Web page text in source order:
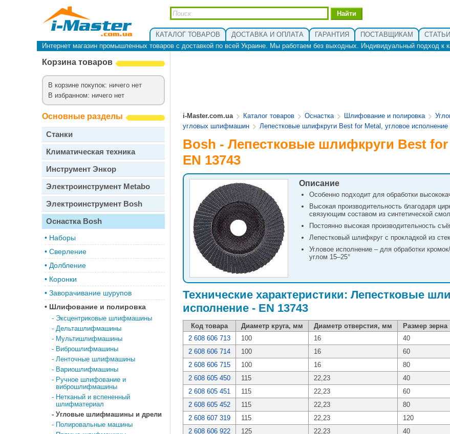
КАТАЛОГ ТОВАРОВ ДОСТАВКА И ОПЛАТА ГАРАНТИЯ ПОСТАВЩИКАМ
СТАТЬИ
Интернет магазин промышленных товаров с доставкой по всей Украине. Мы работаем без выходных. Индивидуальный подход к
Корзина товаров
В корзине покупок: ничего нет
В избранном: ничего нет
Основные разделы
Станки
Климатическая техника
Инструмент Энкор
Электроинструмент Metabo
Электроинструмент Bosh
Оснастка Bosh
• Наборы
• Сверление
• Долбление
• Коронки
• Заворачивание шурупов
• Шлифование и полировка
- Эксцентриковые шлифмашины
- Дельташлифмашины
- Мультишлифмашины
- Виброшлифмашины
- Ленточные шлифмашины
- Вариошлифмашины
- Ручное шлифование и
виброшлифмашины
- Нетканый и вспененный
шлифматериал
- Угловые шлифмашины и дрели
- Полировальные машины
i-Master.com.ua Каталог товаров Оснастка Шлифование и полировка
угловых шлифмашин
Лепестковые шлифкруги Best for Мetal, угловое исполнение
Bosh - Лепестковые шлифкруги Best
EN 13743
Описание
Особенно подходит для обработки
Высокая производительность благодаря
связующим составом из синтетической
Постоянно высокая производительность
Лепестковый шлифкруг с прокладкой из
Угловое исполнение – для обработки
углом 15–25°
Технические характеристики: Лепестковые
исполнение - EN 13743
Код товара Диаметр круга, мм Диаметр отверстия, мм Размер зерна
2 608 606 713
100 16 40
2 608 606 714
100 16 60
2 608 606 715
100 16 80
2 608 605 450
115 22,23 40
2 608 605 451
115 22,23 60
2 608 605 452
115 22,23 80
2 608 607 319
115 22,23 120
2 608 606 922
125 22,23 40